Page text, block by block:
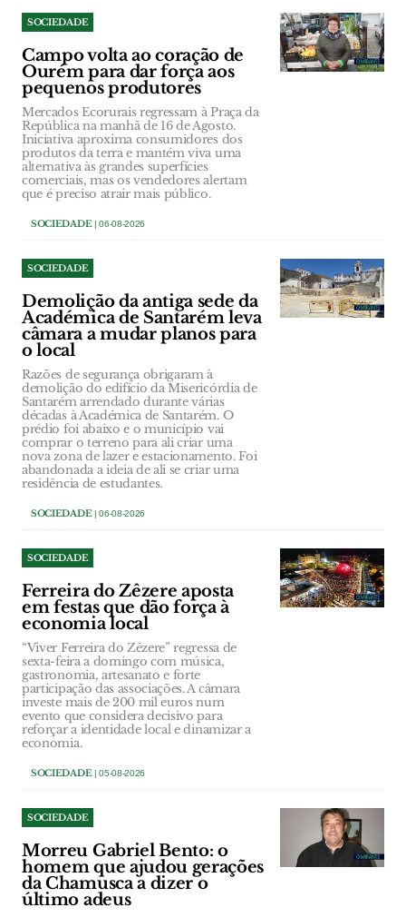
SOCIEDADE
Campo volta ao coração de
Ourém para dar força aos
pequenos produtores
Mercados Ecorurais regressam à Praça da
República na manhã de 16 de Agosto.
Iniciativa aproxima consumidores dos
produtos da terra e mantém viva uma
alternativa às grandes superfícies
comerciais, mas os vendedores alertam
que é preciso atrair mais público.
SOCIEDADE| 06-08-2026
SOCIEDADE
Demolição da antiga sede da
Académica de Santarém leva
câmara a mudar planos para
o local
Razões de segurança obrigaram à
demolição do edifício da Misericórdia de
Santarém arrendado durante várias
décadas à Académica de Santarém. O
prédio foi abaixo e o município vai
comprar o terreno para ali criar uma
nova zona de lazer e estacionamento. Foi
abandonada a ideia de ali se criar uma
residência de estudantes.
SOCIEDADE| 06-08-2026
SOCIEDADE
Ferreira do Zêzere aposta
em festas que dão força à
economia local
“Viver Ferreira do Zêzere” regressa de
sexta-feira a domingo com música,
gastronomia, artesanato e forte
participação das associações. A câmara
investe mais de 200 mil euros num
evento que considera decisivo para
reforçar a identidade local e dinamizar a
economia.
SOCIEDADE| 05-08-2026
SOCIEDADE
Morreu Gabriel Bento: o
homem que ajudou gerações
da Chamusca a dizer o
último adeus